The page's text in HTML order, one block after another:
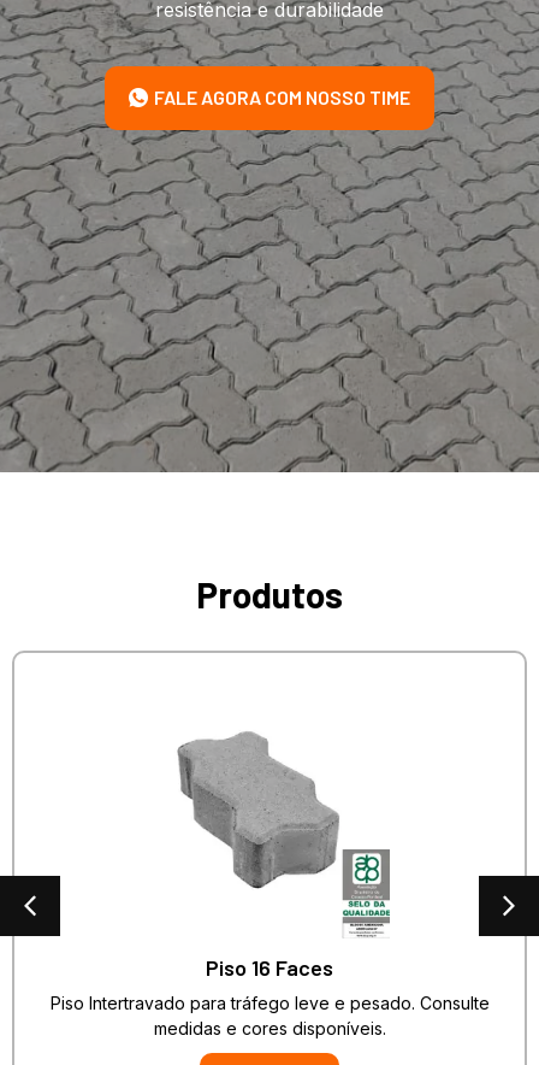
resistência e durabilidade
FALE AGORA COM NOSSO TIME
Produtos
Piso 16 Faces
Piso Intertravado para tráfego leve e pesado. Consulte
medidas e cores disponíveis.